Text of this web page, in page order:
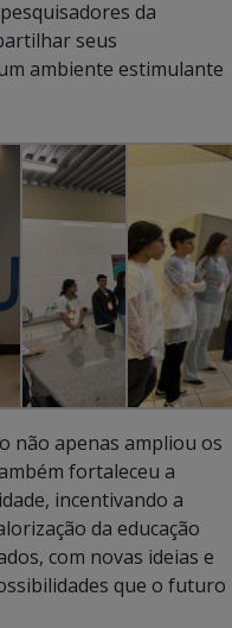
da
seus
ambiente estimulante
não apenas ampliou os
fortaleceu a
incentivando a
da educação
com novas ideias e
que o futuro